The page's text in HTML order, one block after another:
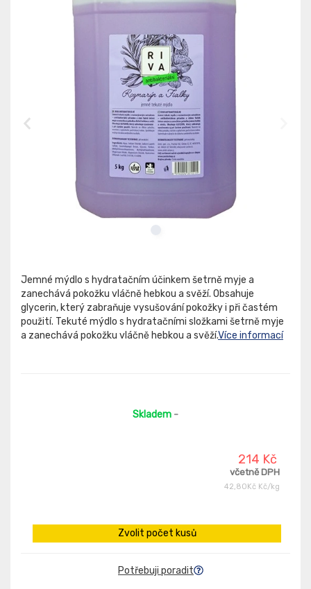
Jemné mýdlo s hydratačním účinkem šetrně myje a
zanechává pokožku vláčně hebkou a svěží. Obsahuje
glycerin, který zabraňuje vysušování pokožky i při častém
použití. Tekuté mýdlo s hydratačními složkami šetrně myje
a zanechává pokožku vláčně hebkou a svěží.Více informací
Skladem -
214 Kč
včetně DPH
42,80Kč Kč/kg
Zvolit počet kusů
Potřebuji poradit